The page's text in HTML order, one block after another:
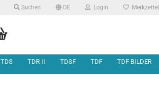
Suchen DE Login Merkzettel
TDS TDR II TDSF TDF TDF BILDER